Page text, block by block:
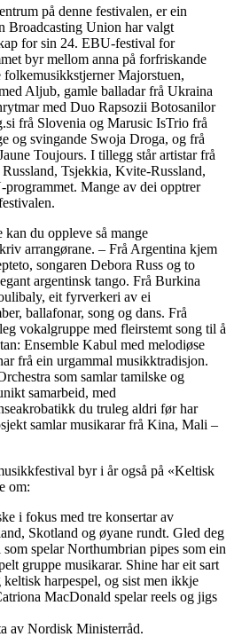
på denne festivalen, er ein
Broadcasting Union har valgt
for sin 24. EBU-festival for
byr mellom anna på forfriskande
Majorstuen,
Aljub, gamle balladar frå Ukraina
med Duo Rapsozii Botosanilor
frå Slovenia og Marusic IsTrio frå
og svingande Swoja Droga, og frå
Toujours. I tillegg står artistar frå
Tsjekkia, Kvite-Russland,
Mange av dei opptrer
du oppleve så mange
arrangørane. – Frå Argentina kjem
songaren Debora Russ og to
argentinsk tango. Frå Burkina
eit fyrverkeri av ei
ballafonar, song og dans. Frå
vokalgruppe med fleirstemt song til å
Ensemble Kabul med melodiøse
frå ein urgammal musikktradisjon.
som samlar tamilske og
samarbeid, med
du truleg aldri før har
samlar musikarar frå Kina, Mali –
byr i år også på «Keltisk
om:
i fokus med tre konsertar av
Skotland og øyane rundt. Gled deg
spelar Northumbrian pipes som ein
gruppe musikarar. Shine har eit sart
harpespel, og sist men ikkje
MacDonald spelar reels og jigs
av Nordisk Ministerråd.